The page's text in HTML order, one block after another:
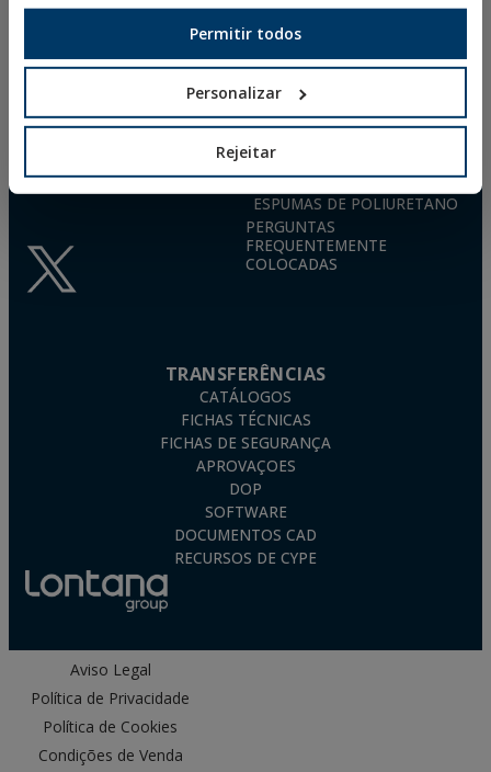
Permitir todos
Personalizar
Rejeitar
info@indexfix.com
(+34) 941 272 131
FIXAÇÕES METÁLICAS
BUCHA DE NYLON TN4S
FIXAÇÃO A GÁS
BUCHAS EM BETÃO
SOLARES
PARAFUSOS PARA MADEIRA
ESPUMAS DE POLIURETANO
PERGUNTAS
FREQUENTEMENTE
COLOCADAS
TRANSFERÊNCIAS
CATÁLOGOS
FICHAS TÉCNICAS
FICHAS DE SEGURANÇA
APROVAÇOES
DOP
SOFTWARE
DOCUMENTOS CAD
RECURSOS DE CYPE
Aviso Legal
Política de Privacidade
Política de Cookies
Condições de Venda